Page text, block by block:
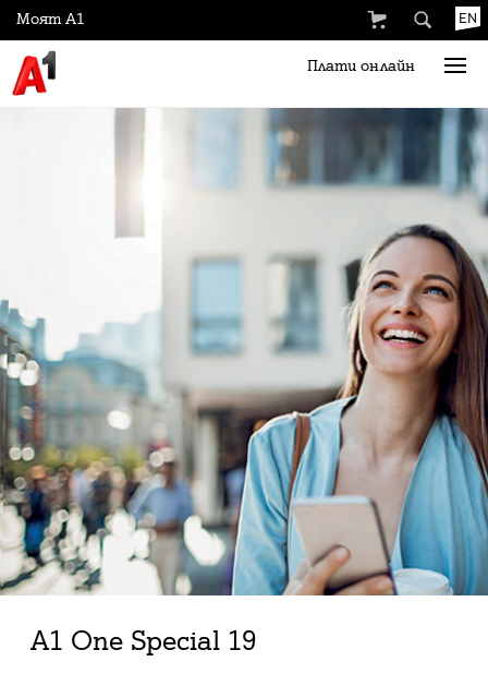
EN
Плати онлайн
Моят А1
A1 One Special 19